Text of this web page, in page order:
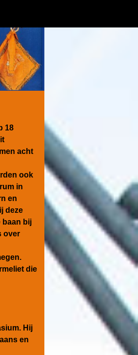
18
acht
ook
in
en
deze
baan bij
over
die
Hij
en